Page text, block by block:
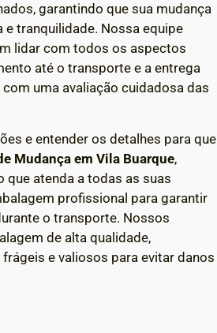
garantindo que sua mudança
e tranquilidade. Nossa equipe
lidar com todos os aspectos
até o transporte e a entrega
uma avaliação cuidadosa das
e entender os detalhes para que
Mudança em Vila Buarque,
que atenda a todas as suas
profissional para garantir
o transporte. Nossos
de alta qualidade,
e valiosos para evitar danos